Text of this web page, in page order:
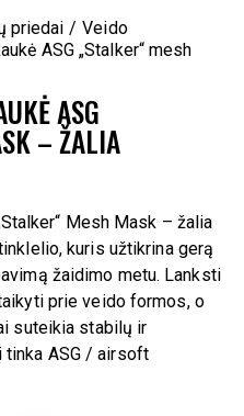
priedai
Veido
ASG „Stalker“ mesh
ASG
– ŽALIA
Mesh Mask – žalia
kuris užtikrina gerą
žaidimo metu. Lanksti
prie veido formos, o
suteikia stabilų ir
tinka ASG / airsoft